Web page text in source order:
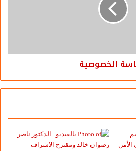
الضحى جروب بوابة الضحى
مشروع ثقافي موقع إلكترونيالخصوصية